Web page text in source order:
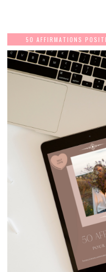
50 AFFIRMATIONS